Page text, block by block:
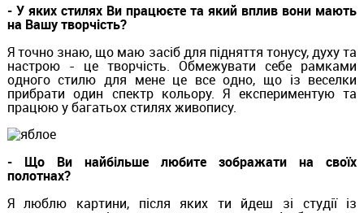
- У яких стилях Ви працюєте та який вплив вони мають
на Вашу творчість?
Я точно знаю, що маю засіб для підняття тонусу, духу та
настрою - це творчість. Обмежувати себе рамками
одного стилю для мене це все одно, що із веселки
прибрати один спектр кольору. Я експериментую та
працюю у багатьох стилях живопису.
- Що Ви найбільше любите зображати на своїх
полотнах?
Я люблю картини, після яких ти йдеш зі студії із